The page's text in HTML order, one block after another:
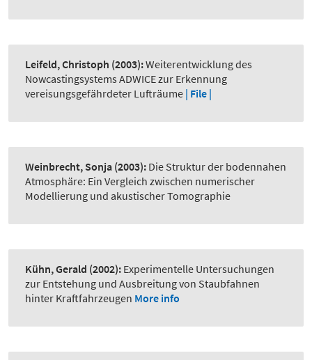
Leifeld, Christoph (2003):Weiterentwicklung des
Nowcastingsystems ADWICE zur Erkennung
vereisungsgefährdeter Lufträume | File |
Weinbrecht, Sonja (2003): Die Struktur der bodennahen
Atmosphäre: Ein Vergleich zwischen numerischer
Modellierung und akustischer Tomographie
Kühn, Gerald (2002): Experimentelle Untersuchungen
zur Entstehung und Ausbreitung von Staubfahnen
hinter Kraftfahrzeugen More info